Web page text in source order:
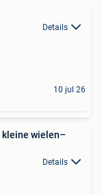
Details
10 jul 26
kleine wielen–
Details